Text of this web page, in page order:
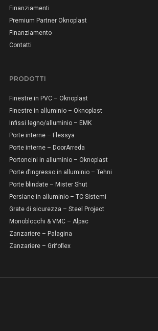
Finanziamenti
Premium Partner Oknoplast
Finanziamento
Contatti
PRODOTTI
Finestre in PVC – Oknoplast
Finestre in alluminio – Oknoplast
Infissi legno/alluminio – EMK
Porte interne – Flessya
Porte interne – DoorArreda
Portoncini in alluminio – Oknoplast
Porte d’ingresso in alluminio – Tehni
Porte blindate – Mister Shut
Persiane in alluminio – TC Sistemi
Grate di sicurezza – Steel Project
Monoblocchi & VMC – Alpac
Zanzariere – Palagina
Zanzariere – Grifoflex